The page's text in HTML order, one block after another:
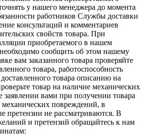
у нашего менеджера до момента
работников Службы доставки
консультаций и комментариев
свойств товара. При
приобретаемого в нашем
сообщить об этом нашему
вам заказанного товара проверяйте
товара, работоспособность
доставленного товара описанию на
товар на наличие механических
вами при получении товара
повреждений, в
претензии не рассматриваются. В
и претензий обращайтесь к нам